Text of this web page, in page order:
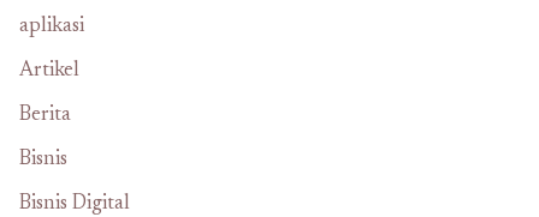
aplikasi
Artikel
Berita
Bisnis
Bisnis Digital